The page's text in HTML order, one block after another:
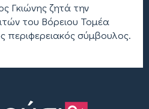
Γκιώνης ζητά την
του Βόρειου Τομέα
σύμβουλος.